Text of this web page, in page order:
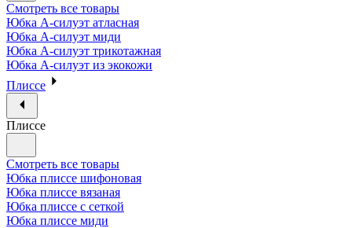
Смотреть все товары
Юбка А-силуэт атласная
Юбка А-силуэт миди
Юбка А-силуэт трикотажная
Юбка А-силуэт из экокожи
Плиссе
Плиссе
Смотреть все товары
Юбка плиссе шифоновая
Юбка плиссе вязаная
Юбка плиссе с сеткой
Юбка плиссе миди